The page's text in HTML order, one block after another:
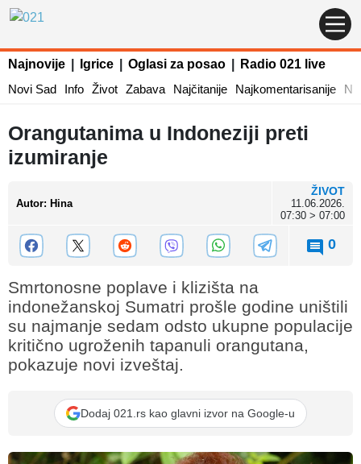
Najnovije Igrice Oglasi za posao
Radio 021 live
Novi Sad
Info Život Zabava Najčitanije Najkomentarisanije
Orangutanima u Indoneziji preti
izumiranje
Autor: Hina
ŽIVOT
11.06.2026.
07:30 > 07:00
0
Smrtonosne poplave i klizišta na
indonežanskoj Sumatri prošle godine uništili
su najmanje sedam odsto ukupne populacije
kritično ugroženih tapanuli orangutana,
pokazuje novi izveštaj.
Dodaj 021.rs kao glavni izvor na Google-u